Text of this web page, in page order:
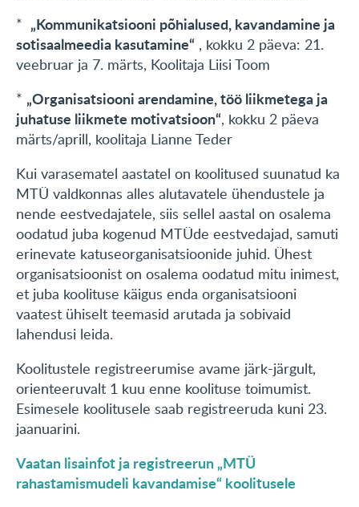
* „Kommunikatsiooni põhialused, kavandamine ja
sotisaalmeedia kasutamine“ , kokku 2 päeva: 21.
veebruar ja 7. märts, Koolitaja Liisi Toom
* „Organisatsiooni arendamine, töö liikmetega ja
juhatuse liikmete motivatsioon“, kokku 2 päeva
märts/aprill, koolitaja Lianne Teder
Kui varasematel aastatel on koolitused suunatud ka
MTÜ valdkonnas alles alutavatele ühendustele ja
nende eestvedajatele, siis sellel aastal on osalema
oodatud juba kogenud MTÜde eestvedajad, samuti
erinevate katuseorganisatsioonide juhid. Ühest
organisatsioonist on osalema oodatud mitu inimest,
et juba koolituse käigus enda organisatsiooni
vaatest ühiselt teemasid arutada ja sobivaid
lahendusi leida.
Koolitustele registreerumise avame järk-järgult,
orienteeruvalt 1 kuu enne koolituse toimumist.
Esimesele koolitusele saab registreeruda kuni 23.
jaanuarini.
Vaatan lisainfot ja registreerun „MTÜ
rahastamismudeli kavandamise“ koolitusele